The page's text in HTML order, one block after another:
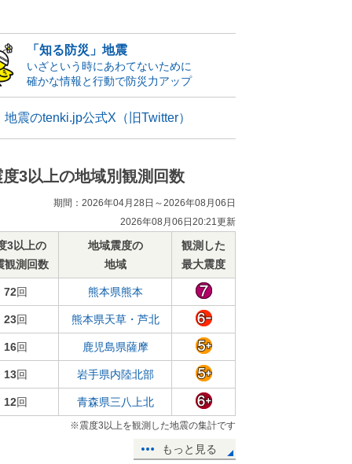
「知る防災」地震
いざという時にあわてないために
確かな情報と行動で防災力アップ
地震のtenki.jp公式X（旧Twitter）
度3以上の地域別観測回数
期間：2026年04月28日～2026年08月06日
2026年08月06日20:21更新
3以上の
観測回数
地域震度の
地域
観測した
最大震度
72回 熊本県熊本
23回 熊本県天草・芦北
16回 鹿児島県薩摩
13回 岩手県内陸北部
12回 青森県三八上北
※震度3以上を観測した地震の集計です
もっと見る